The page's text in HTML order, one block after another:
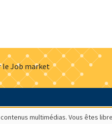
le Job market
Gestion des cookies
multimédias. Vous êtes